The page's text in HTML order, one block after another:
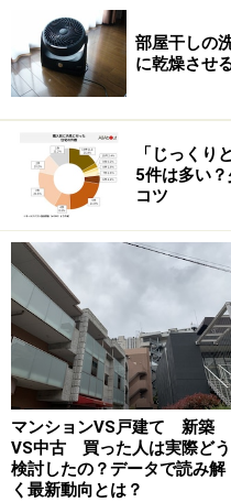
購入する目的は何か？引
のか？その理由をヒアリ
客さんの目的達成に繋が
いけません。本人でも気
を聞き出し、お客さん
頓しアドバイスできる
ンと言えます。
部屋干しの
に乾燥させ
「じっく
5件は多い
コツ
マンションVS戸建て 新築
VS中古 買った人は実際どう
検討したの？データで読み解
く最新動向とは？